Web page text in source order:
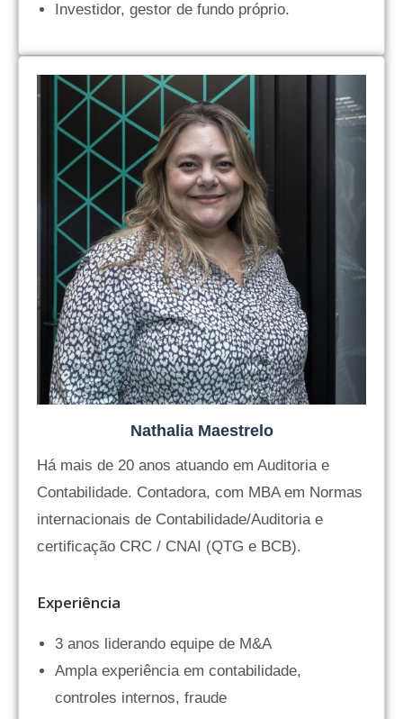
Investidor, gestor de fundo próprio.
Nathalia Maestrelo
Há mais de 20 anos atuando em Auditoria e
Contabilidade. Contadora, com MBA em Normas
internacionais de Contabilidade/Auditoria e
certificação CRC / CNAI (QTG e BCB).
Experiência
3 anos liderando equipe de M&A
Ampla experiência em contabilidade,
controles internos, fraude